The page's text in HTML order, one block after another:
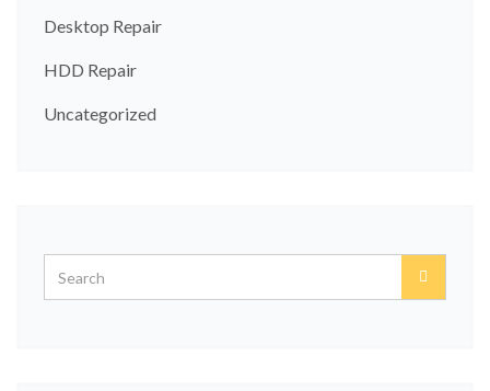
Desktop Repair
HDD Repair
Uncategorized